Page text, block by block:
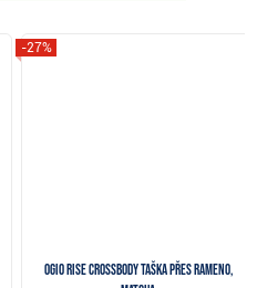
Ogio Rise Crossbody taška přes rameno,
-27%